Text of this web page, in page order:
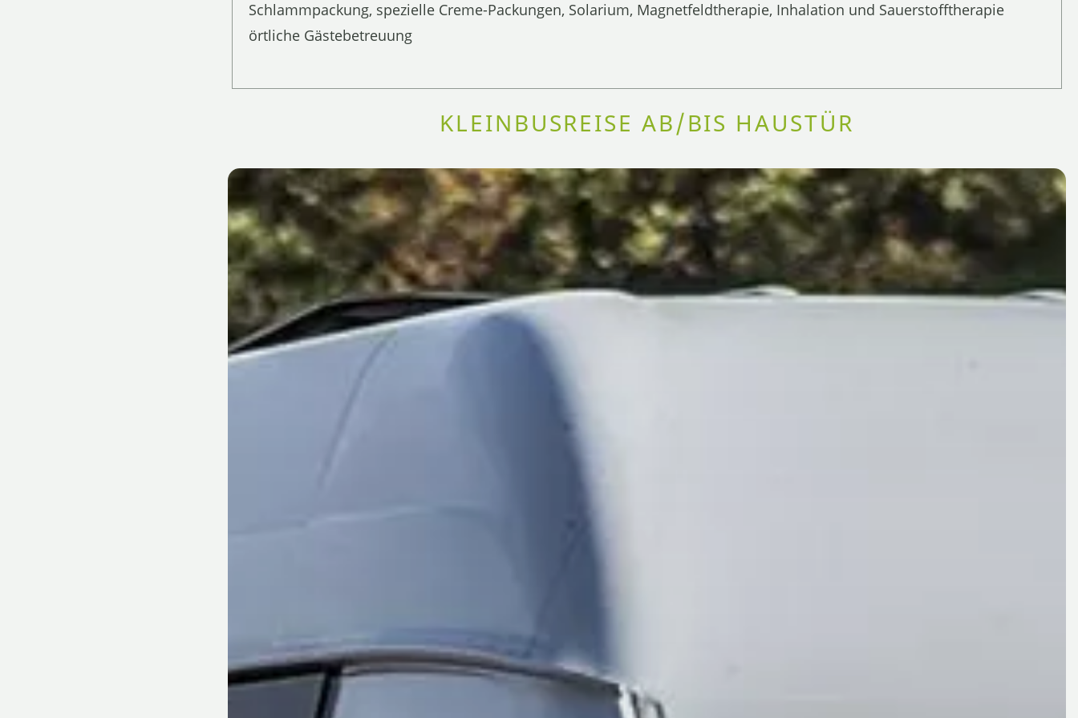
Schlammpackung, spezielle Creme-Packungen, Solarium, Magnetfeldtherapie, Inhalation und Sauerstofftherapie
örtliche Gästebetreuung
KLEINBUSREISE AB/BIS HAUSTÜR